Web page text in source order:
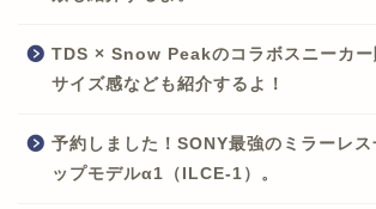
TDS × Snow Peakのコラボスニーカー
サイズ感なども紹介するよ！
予約しました！SONY最強のミラーレ
ップモデルα1（ILCE-1）。